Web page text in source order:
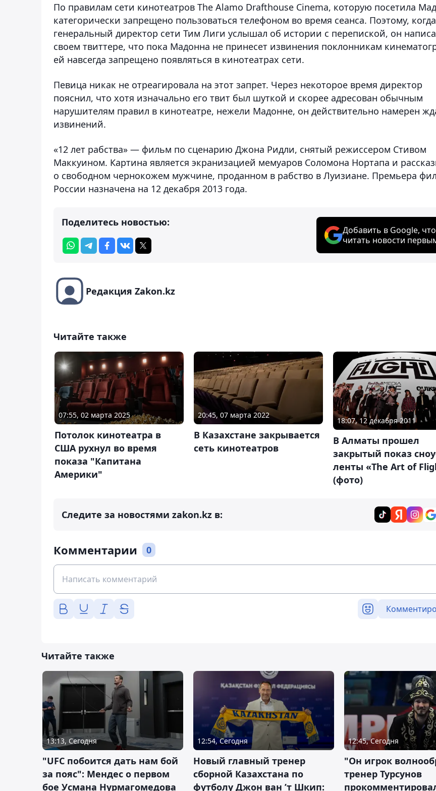
По правилам сети кинотеатров The Alamo Drafthouse Cinema, которую посетила
категорически запрещено пользоваться телефоном во время сеанса. Поэтому, когда
генеральный директор сети Тим Лиги услышал об истории с перепиской, он
своем твиттере, что пока Мадонна не принесет извинения поклонникам
ей навсегда запрещено появляться в кинотеатрах сети.
Певица никак не отреагировала на этот запрет. Через некоторое время директор
пояснил, что хотя изначально его твит был шуткой и скорее адресован обычным
нарушителям правил в кинотеатре, нежели Мадонне, он действительно намерен
извинений.
«12 лет рабства» — фильм по сценарию Джона Ридли, снятый режиссером Стивом
Маккуином. Картина является экранизацией мемуаров Соломона Нортапа и
о свободном чернокожем мужчине, проданном в рабство в Луизиане. Премьера
России назначена на 12 декабря 2013 года.
Поделитесь новостью:
Добавить в Google,
читать новости
Редакция Zakon.kz
Читайте также
07:55, 02 марта 2025
Потолок кинотеатра в
США рухнул во время
показа "Капитана
Америки"
20:45, 07 марта 2022
В Казахстане закрывается
сеть кинотеатров
18:07, 12 декабря 2011
В Алматы прошел
закрытый показ
ленты «The Art of
(фото)
Следите за новостями zakon.kz в:
Комментарии 0
Читайте также
13:13, Сегодня
"UFC побоится дать нам бой
за пояс": Мендес о первом
бое Усмана Нурмагомедова
12:54, Сегодня
Новый главный тренер
сборной Казахстана по
футболу Джон ван ’т Шкип:
12:45, Сегодня
"Он игрок
тренер Турсунов